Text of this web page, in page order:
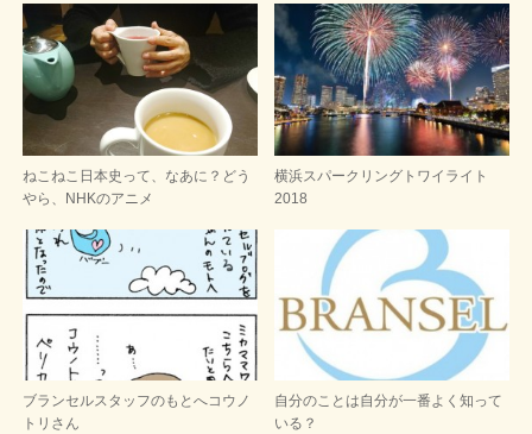
ねこねこ日本史って、なあに？どう
やら、NHKのアニメ
横浜スパークリングトワイライト
2018
ブランセルスタッフのもとへコウノ
トリさん
自分のことは自分が一番よく知って
いる？